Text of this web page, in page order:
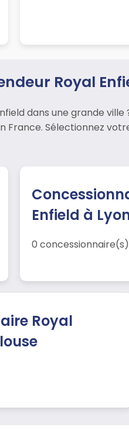
Royal
dans une grande
France. Sélectionnez
Enfield à
0 concessionnaire(s)
Royal